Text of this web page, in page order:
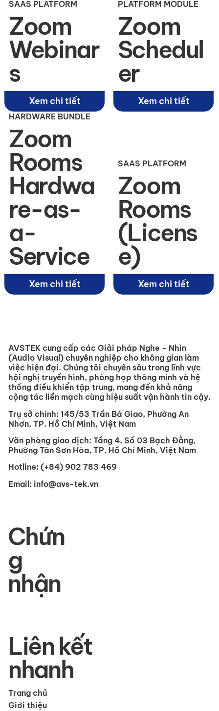
SAAS PLATFORM
Zoom
Webinar
s
Xem chi tiết
PLATFORM MODULE
Zoom
Schedul
er
Xem chi tiết
HARDWARE BUNDLE
Zoom
Rooms
Hardwa
re-as-
a-
Service
Xem chi tiết
SAAS PLATFORM
Zoom
Rooms
(Licens
e)
Xem chi tiết
AVSTEK cung cấp các Giải pháp Nghe - Nhìn
(Audio Visual) chuyên nghiệp cho không gian làm
việc hiện đại. Chúng tôi chuyên sâu trong lĩnh vực
hội nghị truyền hình, phòng họp thông minh và hệ
thống điều khiển tập trung, mang đến khả năng
cộng tác liền mạch cùng hiệu suất vận hành tin cậy.
Trụ sở chính: 145/53 Trần Bá Giao, Phường An
Nhơn, TP. Hồ Chí Minh, Việt Nam
Văn phòng giao dịch: Tầng 4, Số 03 Bạch Đằng,
Phường Tân Sơn Hòa, TP. Hồ Chí Minh, Việt Nam
Hotline: (+84) 902 783 469
Email: info@avs-tek.vn
Liên kết
nhanh
Trang chủ
Giới thiệu
Chứn
g
nhận